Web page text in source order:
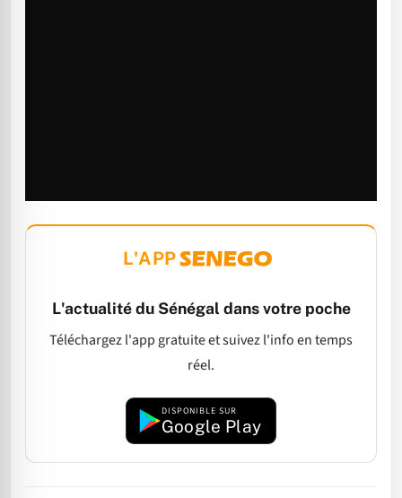
L'APP
L'actualité du Sénégal dans votre poche
Téléchargez l'app gratuite et suivez l'info en temps
réel.
DISPONIBLE SUR
Google Play